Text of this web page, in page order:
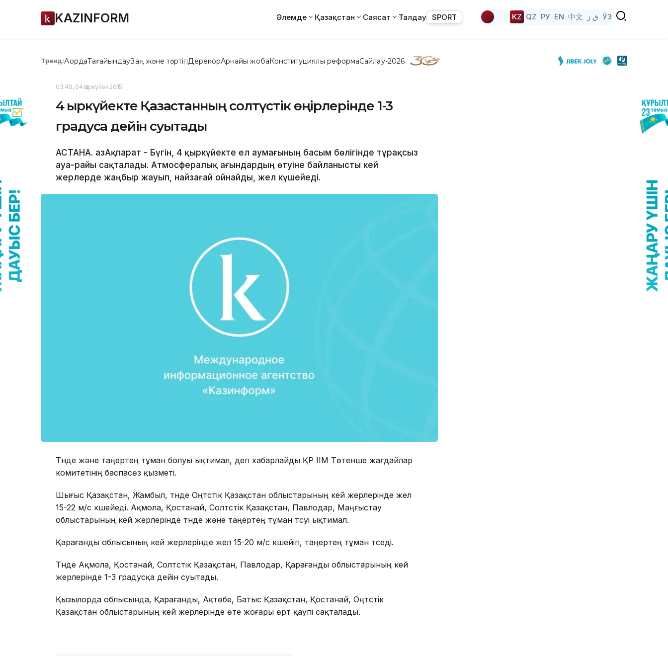
KAZINFORM Әлемде Қазақстан Саясат Талдау SPORT KZ QZ РУ EN 中文 ق ز ЎЗ
Тренд:АқордаТағайындауЗаң және тәртіпДерекқорАрнайы жобаКонституциялық реформаСайлау-2026
03:49, 04 Қыркүйек 2015
4 қыркүйекте Қазақстанның солтүстік өңірлерінде 1-3
градусқа дейін суытады
АСТАНА. ҚазАқпарат - Бүгін, 4 қыркүйекте ел аумағының басым бөлігінде тұрақсыз
ауа-райы сақталады. Атмосфералық ағындардың өтуіне байланысты кей
жерлерде жаңбыр жауып, найзағай ойнайды, жел күшейеді.
Түнде және таңертең тұман болуы ықтимал, деп хабарлайды ҚР ІІМ Төтенше жағдайлар
комитетінің баспасөз қызметі.
Шығыс Қазақстан, Жамбыл, түнде Оңтүстік Қазақстан облыстарының кей жерлерінде жел
15-22 м/с күшейеді. Ақмола, Қостанай, Солтүстік Қазақстан, Павлодар, Маңғыстау
облыстарының кей жерлерінде түнде және таңертең тұман түсуі ықтимал.
Қарағанды облысының кей жерлерінде жел 15-20 м/с күшейіп, таңертең тұман түседі.
Түнде Ақмола, Қостанай, Солтүстік Қазақстан, Павлодар, Қарағанды облыстарының кей
жерлерінде 1-3 градусқа дейін суытады.
Қызылорда облысында, Қарағанды, Ақтөбе, Батыс Қазақстан, Қостанай, Оңтүстік
Қазақстан облыстарының кей жерлерінде өте жоғары өрт қаупі сақталады.